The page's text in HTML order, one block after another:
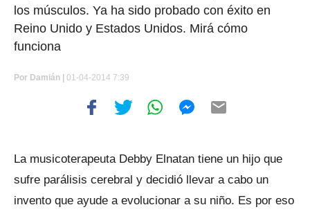
los músculos. Ya ha sido probado con éxito en
Reino Unido y Estados Unidos. Mirá cómo
funciona
Por Damián | 01-04-2014 7:39
La musicoterapeuta Debby Elnatan tiene un hijo que
sufre parálisis cerebral y decidió llevar a cabo un
invento que ayude a evolucionar a su niño. Es por eso